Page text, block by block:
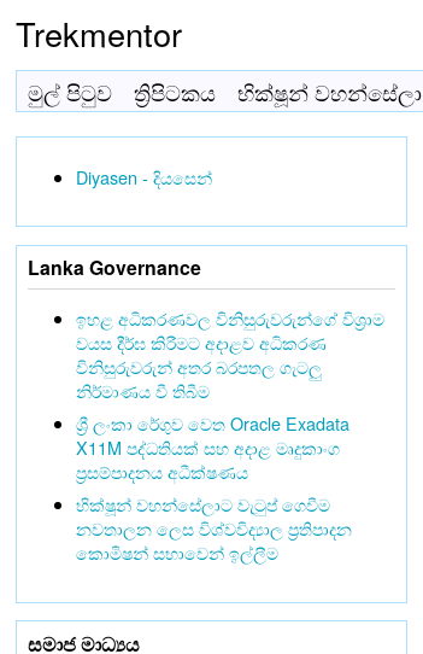
Trekmentor
මුල් පිටුව ත්‍රිපිටකය භික්ෂූන් වහන්සේලා
Diyasen - දියසෙන්
Lanka Governance
ඉහළ අධිකරණවල විනිසුරුවරුන්ගේ විශ්‍රාම
වයස දීර්ඝ කිරීමට අදාළව අධිකරණ
විනිසුරුවරුන් අතර බරපතල ගැටලු
නිර්මාණය වී තිබීම
ශ්‍රී ලංකා රේගුව වෙත Oracle Exadata
X11M පද්ධතියක් සහ අදාළ මෘදුකාංග
ප්‍රසම්පාදනය අධීක්ෂණය
භික්ෂූන් වහන්සේලාට වැටුප් ගෙවීම
නවතාලන ලෙස විශ්වවිද්‍යාල ප්‍රතිපාදන
කොමිෂන් සභාවෙන් ඉල්ලීම
සමාජ මාධ්‍යය